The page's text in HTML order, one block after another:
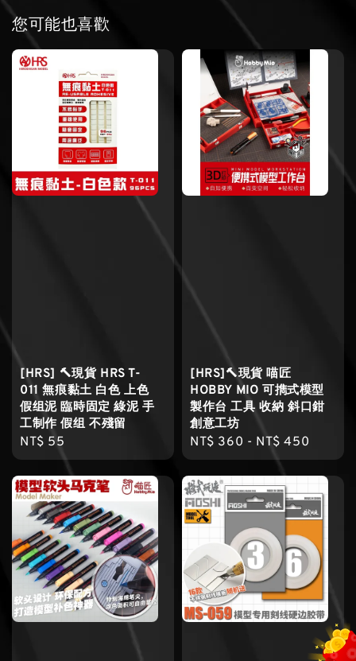
您可能也喜歡
[HRS] 🔨現貨 HRS T-
011 無痕黏土 白色 上色
假组泥 臨時固定 綠泥 手
工制作 假组 不殘留
Regular
price
NT$ 55
[HRS]🔨現貨 喵匠
HOBBY MIO 可擕式模型
製作台 工具 收納 斜口鉗
創意工坊
Regular
price
NT$ 360 - NT$ 450